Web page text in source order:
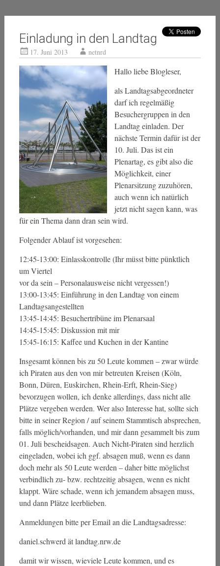
Einladung in den Landtag
17. Juni 2013 netnrd
Hallo liebe Blogleser,
als Landtagsabgeordneter
darf ich regelmäßig
Besuchergruppen in den
Landtag einladen. Der
nächste Termin dafür ist der
10. Juli. Das ist ein
Plenartag, es gibt also die
Möglichkeit, einer
Plenarsitzung zuzuhören,
auch wenn ich natürlich
jetzt nicht sagen kann, was
für ein Thema dann dran sein wird.
Folgender Ablauf ist vorgesehen:
12:45-13:00: Einlasskontrolle (Ihr müsst bitte pünktlich
um Viertel
vor da sein – Personalausweise nicht vergessen!)
13:00-13:45: Einführung in den Landtag von einem
Landtagsangestellten
13:45-14:45: Besuchertribüne im Plenarsaal
14:45-15:45: Diskussion mit mir
15:45-16:15: Kaffee und Kuchen in der Kantine
Insgesamt können bis zu 50 Leute kommen – zwar würde
ich Piraten aus den von mir betreuten Kreisen (Köln,
Bonn, Düren, Euskirchen, Rhein-Erft, Rhein-Sieg)
bevorzugen wollen, ich denke allerdings, dass nicht alle
Plätze vergeben werden. Wer also Interesse hat, sollte sich
bitte in seiner Region / auf seinem Stammtisch absprechen,
falls möglich/vorhanden, und mir dann gesammelt bis zum
01. Juli bescheidsagen. Auch Nicht-Piraten sind herzlich
eingeladen, wobei ich ggf. absagen muß, wenn es dann
doch mehr als 50 Leute werden – daher bitte möglichst
verbindlich zu- bzw. rechtzeitig absagen, wenn es nicht
klappt. Wäre schade, wenn ich jemandem absagen muss,
und dann Plätze leerblieben.
Anmeldungen bitte per Email an die Landtagsadresse:
daniel.schwerd ät landtag.nrw.de
damit wir wissen, wieviele Leute kommen, und es